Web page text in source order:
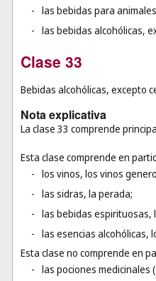
- las bebidas para
- las bebidas alcohólicas,
Clase 33
Bebidas alcohólicas, excepto
Nota explicativa
La clase 33 comprende
Esta clase comprende en
- los vinos, los vinos
- las sidras, la perada;
- las bebidas espirituosas,
- las esencias alcohólicas,
Esta clase no comprende en
- las pociones medicinales (